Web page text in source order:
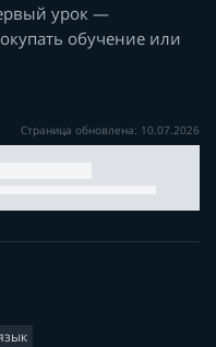
урок —
обучение или
Страница обновлена: 10.07.2026